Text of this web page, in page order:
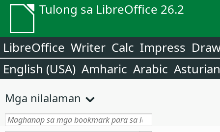
Tulong sa LibreOffice 26.2
LibreOffice Writer Calc Impress
English (USA) Amharic Arabic Asturian
Mga nilalaman